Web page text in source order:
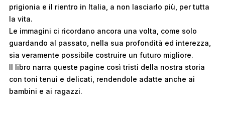
prigionia e il rientro in Italia, a non lasciarlo più, per tutta
la vita.
Le immagini ci ricordano ancora una volta, come solo
guardando al passato, nella sua profondità ed interezza,
sia veramente possibile costruire un futuro migliore.
Il libro narra queste pagine così tristi della nostra storia
con toni tenui e delicati, rendendole adatte anche ai
bambini e ai ragazzi.